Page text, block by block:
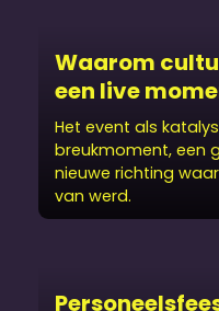
Waarom
een live
Het event als
breukmoment, een
nieuwe richting
van werd.